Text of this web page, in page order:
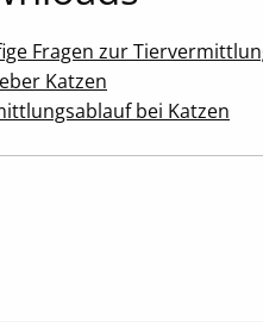
Fragen zur
Katzen
bei Katzen